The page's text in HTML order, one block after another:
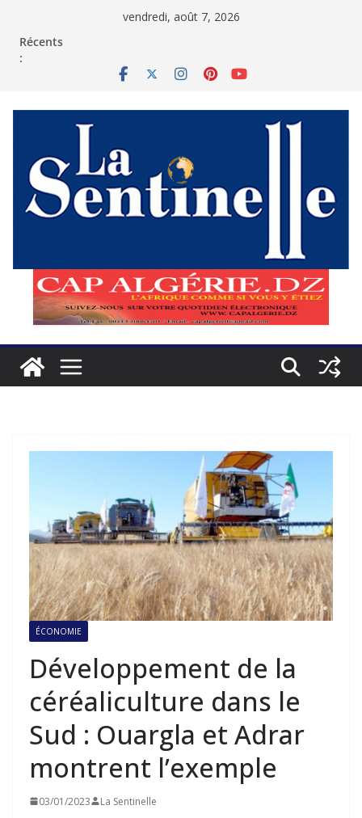
vendredi, août 7, 2026
Récents
:
ÉCONOMIE
Développement de la
céréaliculture dans le
Sud : Ouargla et Adrar
montrent l’exemple
03/01/2023 La Sentinelle